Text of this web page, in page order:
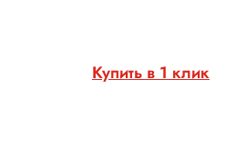
Купить в 1 клик